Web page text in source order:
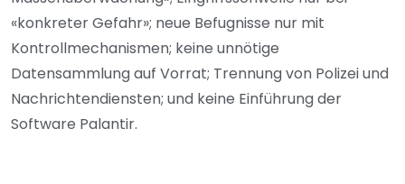
«konkreter Gefahr»; neue Befugnisse nur mit
Kontrollmechanismen; keine unnötige
Datensammlung auf Vorrat; Trennung von Polizei und
Nachrichtendiensten; und keine Einführung der
Software Palantir.